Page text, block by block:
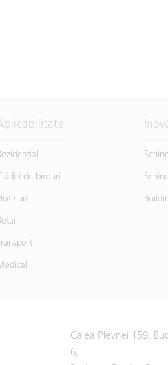
de birouri
Calea Plevnei 159,
6,